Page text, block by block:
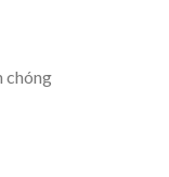
chóng